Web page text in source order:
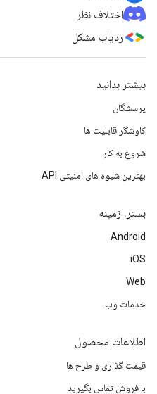
اختلاف نظر
ردیاب مشکل
بیشتر بدانید
پرسشگان
کاوشگر قابلیت ها
شروع به کار
بهترین شیوه های امنیتی API
بستر، زمینه
Android
iOS
Web
خدمات وب
اطلاعات محصول
قیمت گذاری و طرح ها
با فروش تماس بگیرید